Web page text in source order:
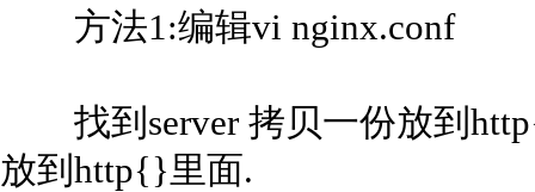
方法1:编辑vi nginx.conf
找到server 拷贝一份放到
放到http{}里面.